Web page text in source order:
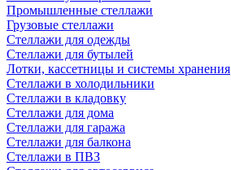
Промышленные стеллажи
Грузовые стеллажи
Стеллажи для одежды
Стеллажи для бутылей
Лотки, кассетницы и системы хранения
Стеллажи в холодильники
Стеллажи в кладовку
Стеллажи для дома
Стеллажи для гаража
Стеллажи для балкона
Стеллажи в ПВЗ